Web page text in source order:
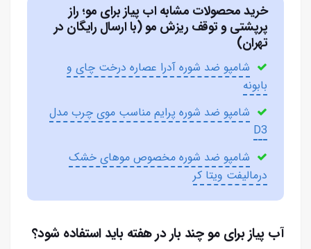
خرید محصولات مشابه اب پیاز برای مو؛ راز
پرپشتی و توقف ریزش مو (با ارسال رایگان در
تهران)
شامپو ضد شوره آدرا عصاره درخت چای و
بابونه
شامپو ضد شوره پرایم مناسب موی چرب مدل
D3
شامپو ضد شوره مخصوص موهای خشک
درمالیفت ویتا کر
آب پیاز برای مو چند بار در هفته باید استفاده شود؟